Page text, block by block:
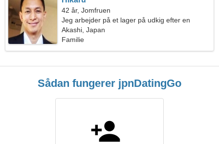
42 år, Jomfruen
Jeg arbejder på et lager på udkig efter en
romantisk kvinde
Akashi, Japan
Familie
Sådan fungerer jpnDatingGo